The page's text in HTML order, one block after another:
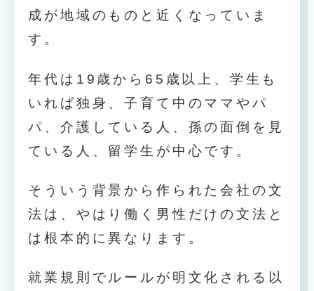
成が地域のものと近くなっていま
す。
年代は19歳から65歳以上、学生も
いれば独身、子育て中のママやパ
パ、介護している人、孫の面倒を見
ている人、留学生が中心です。
そういう背景から作られた会社の文
法は、やはり働く男性だけの文法と
は根本的に異なります。
就業規則でルールが明文化される以